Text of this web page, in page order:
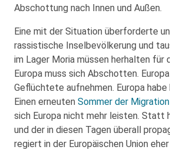
Abschottung nach Innen und Außen.
Eine mit der Situation überforderte
rassistische Inselbevölkerung und
im Lager Moria müssen herhalten für
Europa muss sich Abschotten.
Geflüchtete aufnehmen. Europa habe
Einen erneuten Sommer der Migration
sich Europa nicht mehr leisten. Statt
und der in diesen Tagen überall
regiert in der Europäischen Union